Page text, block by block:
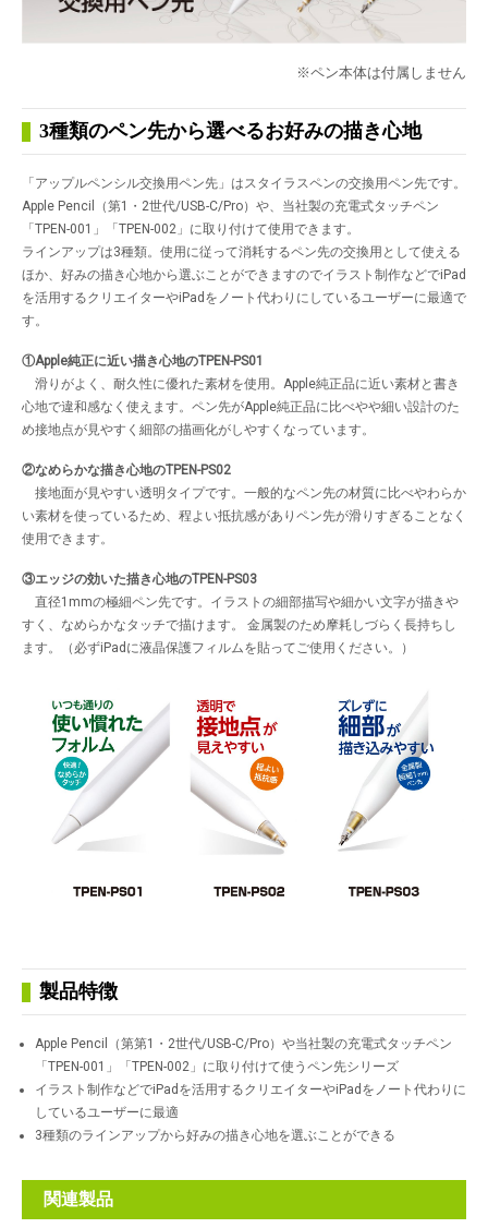
※ペン本体は付属しません
3種類のペン先から選べるお好みの描き心地
「アップルペンシル交換用ペン先」はスタイラスペンの交換用ペン先です。
Apple Pencil（第1・2世代/USB-C/Pro）や、当社製の充電式タッチペン
「TPEN-001」「TPEN-002」に取り付けて使用できます。
ラインアップは3種類。使用に従って消耗するペン先の交換用として使える
ほか、好みの描き心地から選ぶことができますのでイラスト制作などでiPad
を活用するクリエイターやiPadをノート代わりにしているユーザーに最適で
す。
①Apple純正に近い描き心地のTPEN-PS01
滑りがよく、耐久性に優れた素材を使用。Apple純正品に近い素材と書き
心地で違和感なく使えます。ペン先がApple純正品に比べやや細い設計のた
め接地点が見やすく細部の描画化がしやすくなっています。
②なめらかな描き心地のTPEN-PS02
接地面が見やすい透明タイプです。一般的なペン先の材質に比べやわらか
い素材を使っているため、程よい抵抗感がありペン先が滑りすぎることなく
使用できます。
③エッジの効いた描き心地のTPEN-PS03
直径1mmの極細ペン先です。イラストの細部描写や細かい文字が描きや
すく、なめらかなタッチで描けます。 金属製のため摩耗しづらく長持ちし
ます。（必ずiPadに液晶保護フィルムを貼ってご使用ください。）
製品特徴
Apple Pencil（第第1・2世代/USB-C/Pro）や当社製の充電式タッチペン
「TPEN-001」「TPEN-002」に取り付けて使うペン先シリーズ
イラスト制作などでiPadを活用するクリエイターやiPadをノート代わりに
しているユーザーに最適
3種類のラインアップから好みの描き心地を選ぶことができる
関連製品